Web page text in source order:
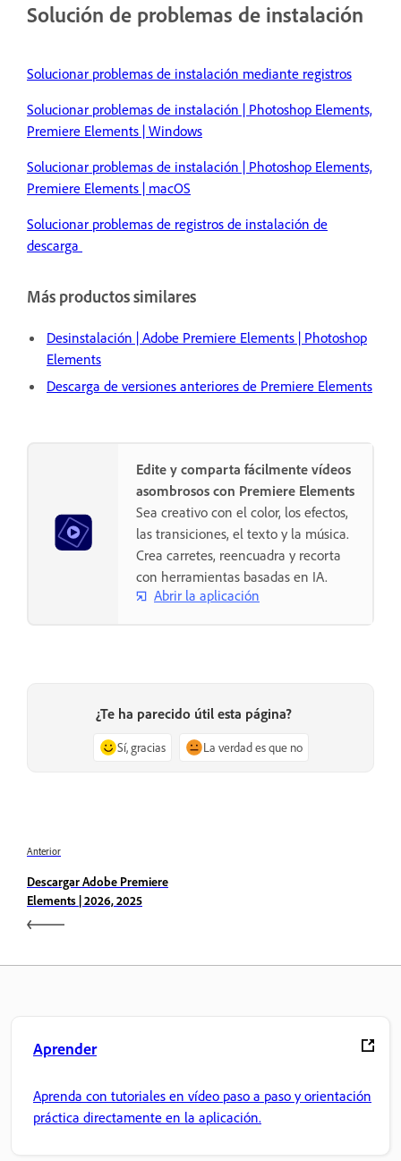
Solución de problemas de instalación
Solucionar problemas de instalación mediante registros
Solucionar problemas de instalación | Photoshop Elements,
Premiere Elements | Windows
Solucionar problemas de instalación | Photoshop Elements,
Premiere Elements | macOS
Solucionar problemas de registros de instalación de
descarga
Más productos similares
Desinstalación | Adobe Premiere Elements | Photoshop
Elements
Descarga de versiones anteriores de Premiere Elements
Edite y comparta fácilmente vídeos
asombrosos con Premiere Elements
Sea creativo con el color, los efectos,
las transiciones, el texto y la música.
Crea carretes, reencuadra y recorta
con herramientas basadas en IA.
Abrir la aplicación
¿Te ha parecido útil esta página?
Sí, gracias La verdad es que no
Anterior
Descargar Adobe Premiere
Elements | 2026, 2025
Aprender
Aprenda con tutoriales en vídeo paso a paso y orientación
práctica directamente en la aplicación.